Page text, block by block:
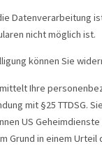
Datenverarbeitung
nicht möglich ist.
können Sie
Ihre
mit §25
US
Grund in einem